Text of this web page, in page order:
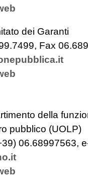
dei Garanti
Fax
della
pubblico (UOLP)
06.68997563,